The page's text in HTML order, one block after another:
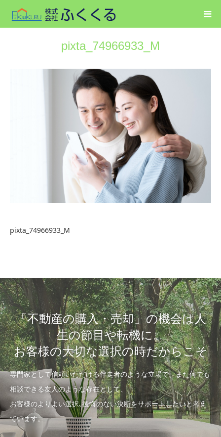
pixta_74966933_M
pixta_74966933_M
「不動産の購入・売却」の機会は人
生の節目や転機に。
お客様の大切な選択の時だからこそ
専門家として信頼いただける伴走者のような立場で、また何でも
相談できる友人のような存在として、
お客様のよりよい選択､後悔のない決断をサポートしたいと考え
ています。